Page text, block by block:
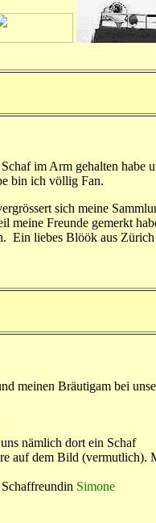
im Arm gehalten habe
bin ich völlig Fan.
sich meine
meine Freunde gemerkt
Ein liebes Blöök aus Zürich
meinen Bräutigam bei
nämlich dort ein Schaf
auf dem Bild (vermutlich).
Simone